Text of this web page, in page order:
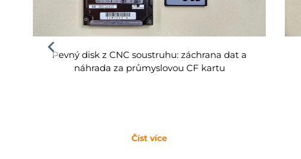
Pevný disk z CNC soustruhu: záchrana dat a
náhrada za průmyslovou CF kartu
Číst více